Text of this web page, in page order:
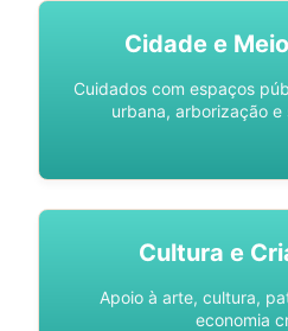
Cidade e
Cuidados com espaços
urbana, arborização
Cultura e
Apoio à arte, cultura,
economia